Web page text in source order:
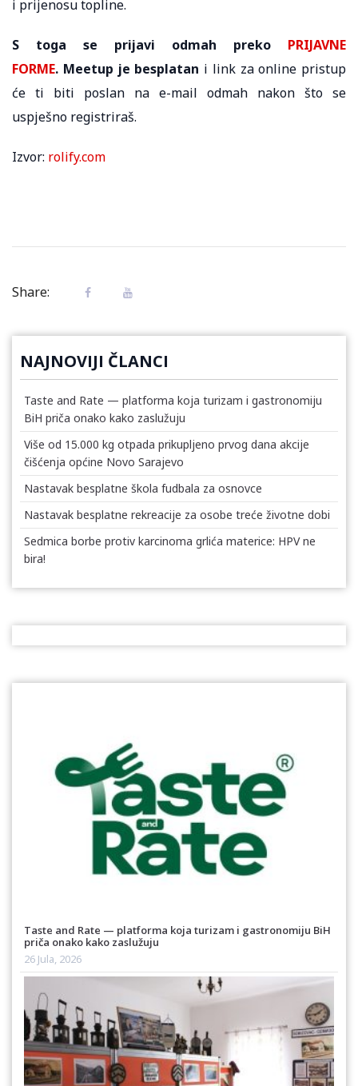
i prijenosu topline.
S toga se prijavi odmah preko PRIJAVNE
FORME. Meetup je besplatan i link za online pristup
će ti biti poslan na e-mail odmah nakon što se
uspješno registriraš.
Izvor: rolify.com
Share:
NAJNOVIJI ČLANCI
Taste and Rate — platforma koja turizam i gastronomiju
BiH priča onako kako zaslužuju
Više od 15.000 kg otpada prikupljeno prvog dana akcije
čišćenja općine Novo Sarajevo
Nastavak besplatne škola fudbala za osnovce
Nastavak besplatne rekreacije za osobe treće životne dobi
Sedmica borbe protiv karcinoma grlića materice: HPV ne
bira!
Taste and Rate — platforma koja turizam i gastronomiju BiH
priča onako kako zaslužuju
26 Jula, 2026